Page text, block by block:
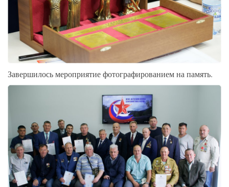
Завершилось мероприятие фотографированием на память.